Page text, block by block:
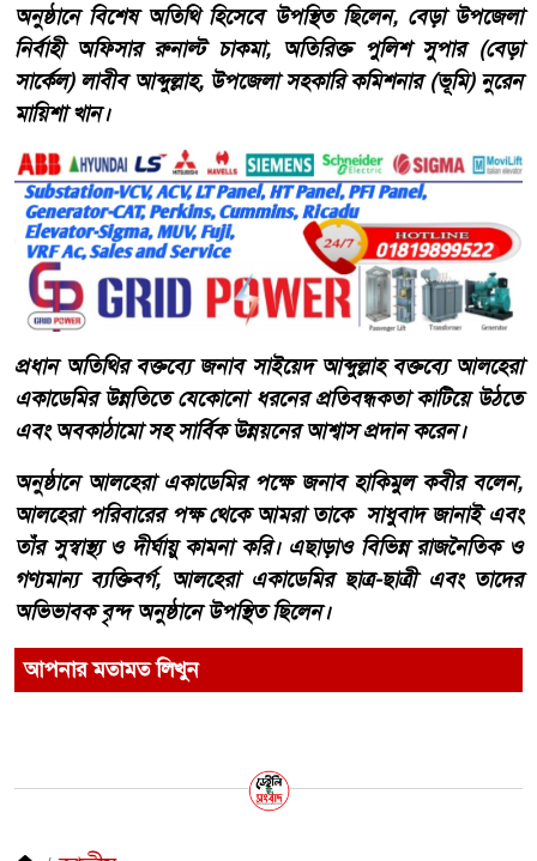
অনুষ্ঠানে বিশেষ অতিথি হিসেবে উপস্থিত ছিলেন, বেড়া উপজেলা
নির্বাহী অফিসার রুনাল্ট চাকমা, অতিরিক্ত পুলিশ সুপার (বেড়া
সার্কেল) লাবীব আব্দুল্লাহ, উপজেলা সহকারি কমিশনার (ভূমি) নুরেন
মায়িশা খান।
প্রধান অতিথির বক্তব্যে জনাব সাইয়েদ আব্দুল্লাহ বক্তব্যে আলহেরা
একাডেমির উন্নতিতে যেকোনো ধরনের প্রতিবন্ধকতা কাটিয়ে উঠতে
এবং অবকাঠামো সহ সার্বিক উন্নয়নের আশ্বাস প্রদান করেন।
অনুষ্ঠানে আলহেরা একাডেমির পক্ষে জনাব হাকিমুল কবীর বলেন,
আলহেরা পরিবারের পক্ষ থেকে আমরা তাকে সাধুবাদ জানাই এবং
তাঁর সুস্বাস্থ্য ও দীর্ঘায়ু কামনা করি। এছাড়াও বিভিন্ন রাজনৈতিক ও
গণ্যমান্য ব্যক্তিবর্গ, আলহেরা একাডেমির ছাত্র-ছাত্রী এবং তাদের
অভিভাবক বৃন্দ অনুষ্ঠানে উপস্থিত ছিলেন।
আপনার মতামত লিখুন